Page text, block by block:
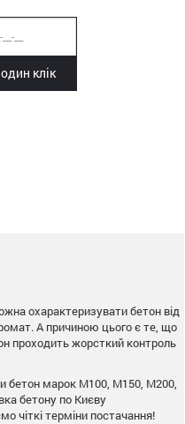
клік
охарактеризувати бетон від
А причиною цього є те, що
проходить жорсткий контроль
бетон марок М100, М150, М200,
бетону по Києву
чіткі терміни постачання!